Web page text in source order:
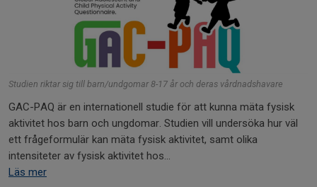
Studien riktar sig till barn/undgomar 8-17 år och deras vårdnadshavare
GAC-PAQ är en internationell studie för att kunna mäta fysisk
aktivitet hos barn och ungdomar. Studien vill undersöka hur väl
ett frågeformulär kan mäta fysisk aktivitet, samt olika
intensiteter av fysisk aktivitet hos...
Läs mer